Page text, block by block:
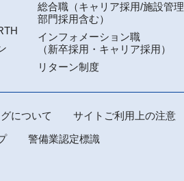
総合職（キャリア採用/施設管理
部門採用含む）
インフォメーション職
（新卒採用・キャリア採用）
リターン制度
について サイトご利用上の注意
警備業認定標識